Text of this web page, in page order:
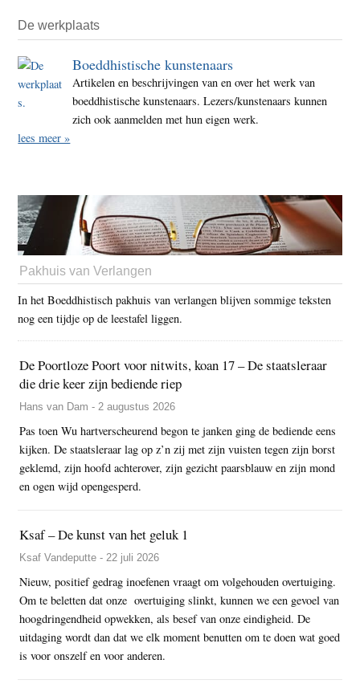
De werkplaats
Boeddhistische kunstenaars
Artikelen en beschrijvingen van en over het werk van
boeddhistische kunstenaars. Lezers/kunstenaars kunnen
zich ook aanmelden met hun eigen werk.
lees meer »
Pakhuis van Verlangen
In het Boeddhistisch pakhuis van verlangen blijven sommige teksten
nog een tijdje op de leestafel liggen.
De Poortloze Poort voor nitwits, koan 17 – De staatsleraar
die drie keer zijn bediende riep
Hans van Dam - 2 augustus 2026
Pas toen Wu hartverscheurend begon te janken ging de bediende eens
kijken. De staatsleraar lag op z’n zij met zijn vuisten tegen zijn borst
geklemd, zijn hoofd achterover, zijn gezicht paarsblauw en zijn mond
en ogen wijd opengesperd.
Ksaf – De kunst van het geluk 1
Ksaf Vandeputte - 22 juli 2026
Nieuw, positief gedrag inoefenen vraagt om volgehouden overtuiging.
Om te beletten dat onze overtuiging slinkt, kunnen we een gevoel van
hoogdringendheid opwekken, als besef van onze eindigheid. De
uitdaging wordt dan dat we elk moment benutten om te doen wat goed
is voor onszelf en voor anderen.